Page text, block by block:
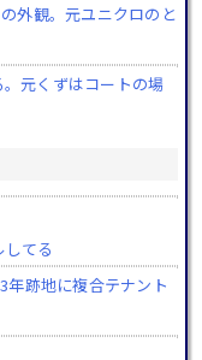
外観。元ユニクロのと
元くずはコートの場
てる
年跡地に複合テナント